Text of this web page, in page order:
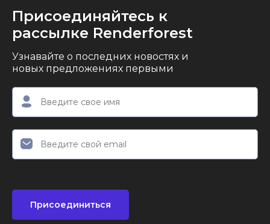
Присоединяйтесь к
рассылке Renderforest
Узнавайте о последних новостях и
новых предложениях первыми
Присоединиться